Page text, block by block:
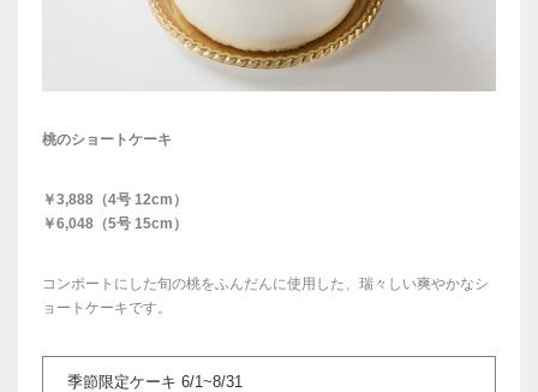
桃のショートケーキ
￥3,888（4号 12cm）
￥6,048（5号 15cm）
コンポートにした旬の桃をふんだんに使用した、瑞々しい爽やかなシ
ョートケーキです。
季節限定ケーキ 6/1~8/31